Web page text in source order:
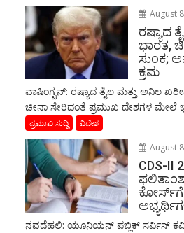
August
ರಷ್ಯಾದ
ಭಾರತ,
ಸುಂಕ;
ಕ್ರಮ
ವಾಷಿಂಗ್ಟನ್: ರಷ್ಯಾದ ತೈಲ ಮತ್ತು ಅನಿಲ
ಚೀನಾ ಸೇರಿದಂತೆ ಪ್ರಮುಖ ದೇಶಗಳ ಮೇಲೆ
ಪ್ರಮುಖ ಸುದ್ದಿ ವಿದೇಶ
August
CDS-II
ಕೋರ್ಸ್‌ಗೆ
ನವದೆಹಲಿ: ಯೂನಿಯನ್ ಪಬ್ಲಿಕ್ ಸರ್ವಿಸ್